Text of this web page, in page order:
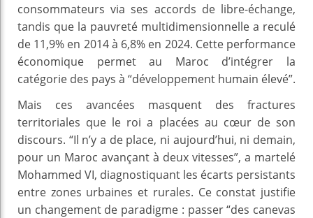
consommateurs via ses accords de libre-échange,
tandis que la pauvreté multidimensionnelle a reculé
de 11,9% en 2014 à 6,8% en 2024. Cette performance
économique permet au Maroc d’intégrer la
catégorie des pays à “développement humain élevé”.
Mais ces avancées masquent des fractures
territoriales que le roi a placées au cœur de son
discours. “Il n’y a de place, ni aujourd’hui, ni demain,
pour un Maroc avançant à deux vitesses”, a martelé
Mohammed VI, diagnostiquant les écarts persistants
entre zones urbaines et rurales. Ce constat justifie
un changement de paradigme : passer “des canevas